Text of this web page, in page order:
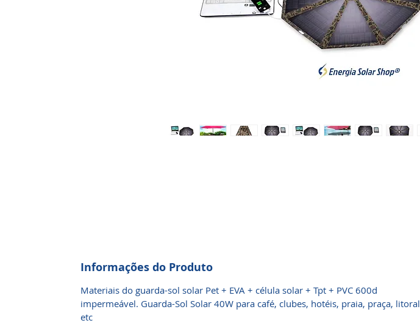
Informações do Produto
Materiais do guarda-sol solar Pet + EVA + célula solar + Tpt + PVC 600d
impermeável. Guarda-Sol Solar 40W para café, clubes, hotéis, praia, praça, litoral
etc